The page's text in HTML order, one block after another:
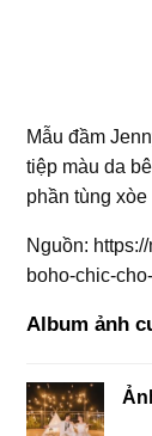
Mẫu đầm
tiệp màu da
phần tùng
Nguồn:
boho-chic-
Album ảnh